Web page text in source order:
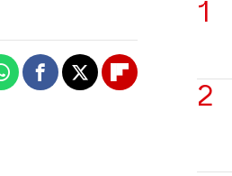
WhatsappFacebook
X Flipboard